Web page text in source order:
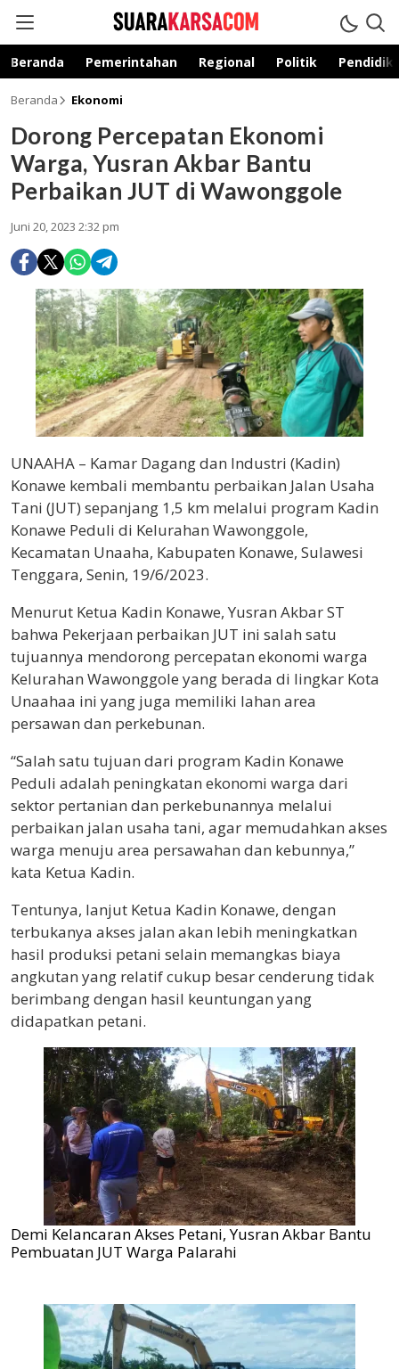
suarakarsa.com
Informasi terpercaya
Beranda Pemerintahan Regional Politik
Beranda Ekonomi
Dorong Percepatan Ekonomi
Warga, Yusran Akbar Bantu
Perbaikan JUT di Wawonggole
Juni 20, 2023 2:32 pm
UNAAHA – Kamar Dagang dan Industri (Kadin)
Konawe kembali membantu perbaikan Jalan Usaha
Tani (JUT) sepanjang 1,5 km melalui program Kadin
Konawe Peduli di Kelurahan Wawonggole,
Kecamatan Unaaha, Kabupaten Konawe, Sulawesi
Tenggara, Senin, 19/6/2023.
Menurut Ketua Kadin Konawe, Yusran Akbar ST
bahwa Pekerjaan perbaikan JUT ini salah satu
tujuannya mendorong percepatan ekonomi warga
Kelurahan Wawonggole yang berada di lingkar Kota
Unaahaa ini yang juga memiliki lahan area
persawan dan perkebunan.
“Salah satu tujuan dari program Kadin Konawe
Peduli adalah peningkatan ekonomi warga dari
sektor pertanian dan perkebunannya melalui
perbaikan jalan usaha tani, agar memudahkan akses
warga menuju area persawahan dan kebunnya,”
kata Ketua Kadin.
Tentunya, lanjut Ketua Kadin Konawe, dengan
terbukanya akses jalan akan lebih meningkatkan
hasil produksi petani selain memangkas biaya
angkutan yang relatif cukup besar cenderung tidak
berimbang dengan hasil keuntungan yang
didapatkan petani.
Demi Kelancaran Akses Petani, Yusran Akbar Bantu
Pembuatan JUT Warga Palarahi